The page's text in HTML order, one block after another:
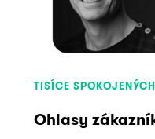
TISÍCE
Ohlasy